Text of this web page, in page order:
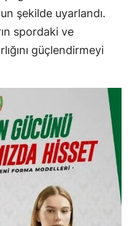
şekilde uyarlandı.
spordaki ve
güçlendirmeyi